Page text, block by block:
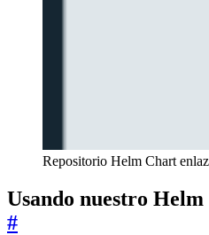
Repositorio Helm Chart
Usando nuestro
#